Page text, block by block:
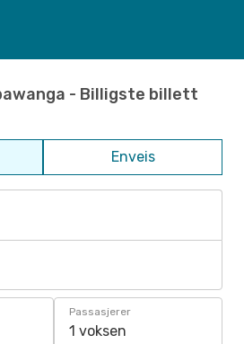
- Billigste billett
Enveis
Passasjerer
1 voksen